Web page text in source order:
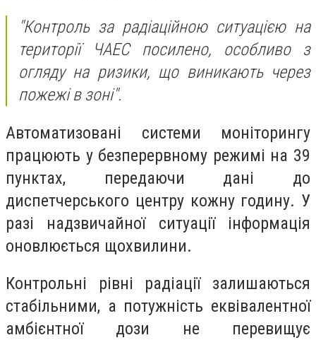
"Контроль за радіаційною ситуацією на
території ЧАЕС посилено, особливо з
огляду на ризики, що виникають через
пожежі в зоні".
Автоматизовані системи моніторингу
працюють у безперервному режимі на 39
пунктах, передаючи дані до
диспетчерського центру кожну годину. У
разі надзвичайної ситуації інформація
оновлюється щохвилини.
Контрольні рівні радіації залишаються
стабільними, а потужність еквівалентної
амбієнтної дози не перевищує